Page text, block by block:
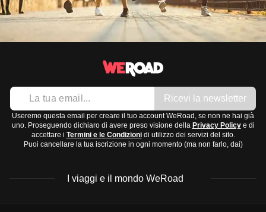
Ricevi la newsletter
Useremo questa email per creare il tuo account WeRoad, se non ne hai già
uno. Proseguendo dichiaro di avere preso visione della Privacy Policye di
accettare i Termini e le Condizionidi utilizzo dei servizi del sito.
Puoi cancellare la tua iscrizione in ogni momento (ma non farlo, dai)
I viaggi e il mondo WeRoad